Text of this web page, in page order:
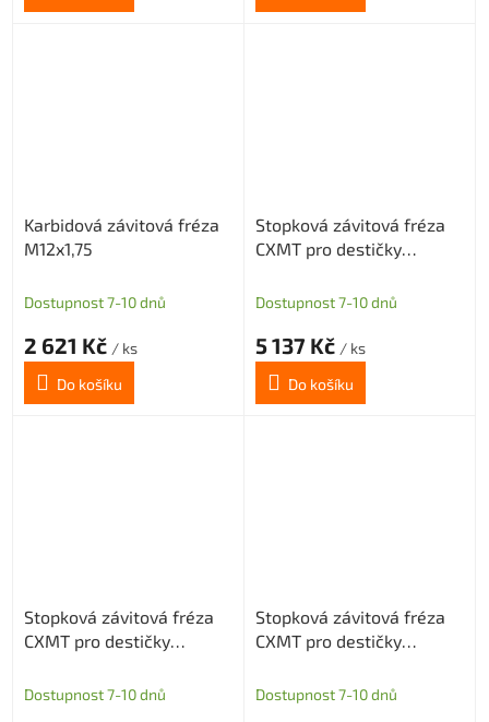
Karbidová závitová fréza
M12x1,75
Dostupnost 7-10 dnů
2 621 Kč / ks
Do košíku
Stopková závitová fréza
CXMT pro destičky
Dostupnost 7-10 dnů
5 137 Kč / ks
Do košíku
Stopková závitová fréza
CXMT pro destičky
Dostupnost 7-10 dnů
Stopková závitová fréza
CXMT pro destičky
Dostupnost 7-10 dnů